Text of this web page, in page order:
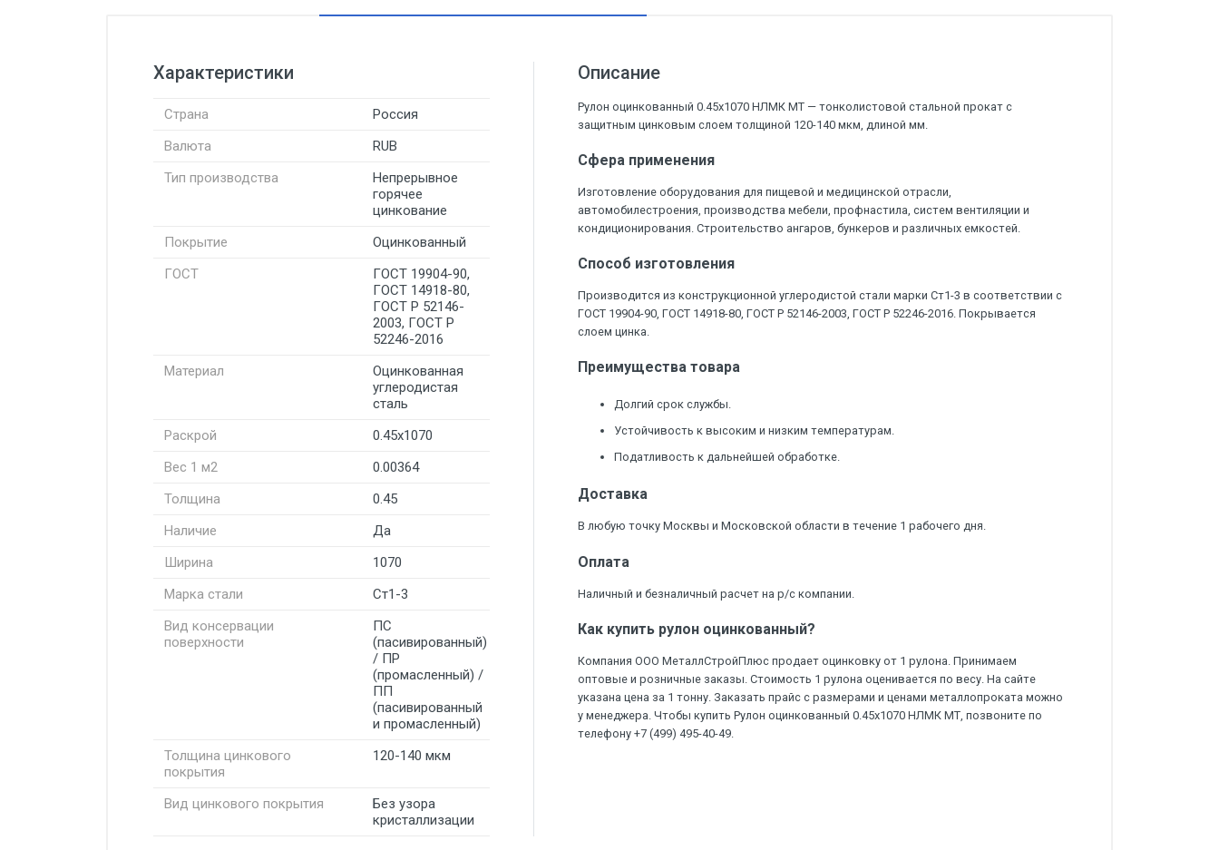
Характеристики
Страна
Россия
Валюта
RUB
Тип производства
Непрерывное
горячее
цинкование
Покрытие
Оцинкованный
ГОСТ
ГОСТ 19904-90,
ГОСТ 14918-80,
ГОСТ Р 52146-
2003, ГОСТ Р
52246-2016
Материал
Оцинкованная
углеродистая
сталь
Раскрой
0.45х1070
Вес 1 м2
0.00364
Толщина
0.45
Наличие
Да
Ширина
1070
Марка стали
Ст1-3
Вид консервации
поверхности
ПС
(пасивированный)
/ ПР
(промасленный) /
ПП
(пасивированный
и промасленный)
Толщина цинкового
покрытия
120-140 мкм
Вид цинкового покрытия
Без узора
кристаллизации
Описание
Рулон оцинкованный 0.45х1070 НЛМК МТ — тонколистовой стальной прокат с
защитным цинковым слоем толщиной 120-140 мкм, длиной мм.
Сфера применения
Изготовление оборудования для пищевой и медицинской отрасли,
автомобилестроения, производства мебели, профнастила, систем вентиляции и
кондиционирования. Строительство ангаров, бункеров и различных емкостей.
Способ изготовления
Производится из конструкционной углеродистой стали марки Ст1-3 в соответствии с
ГОСТ 19904-90, ГОСТ 14918-80, ГОСТ Р 52146-2003, ГОСТ Р 52246-2016. Покрывается
слоем цинка.
Преимущества товара
Долгий срок службы.
Устойчивость к высоким и низким температурам.
Податливость к дальнейшей обработке.
Доставка
В любую точку Москвы и Московской области в течение 1 рабочего дня.
Оплата
Наличный и безналичный расчет на р/с компании.
Как купить рулон оцинкованный?
Компания ООО МеталлСтройПлюс продает оцинковку от 1 рулона. Принимаем
оптовые и розничные заказы. Стоимость 1 рулона оценивается по весу. На сайте
указана цена за 1 тонну. Заказать прайс с размерами и ценами металлопроката можно
у менеджера. Чтобы купить Рулон оцинкованный 0.45х1070 НЛМК МТ, позвоните по
телефону +7 (499) 495-40-49.